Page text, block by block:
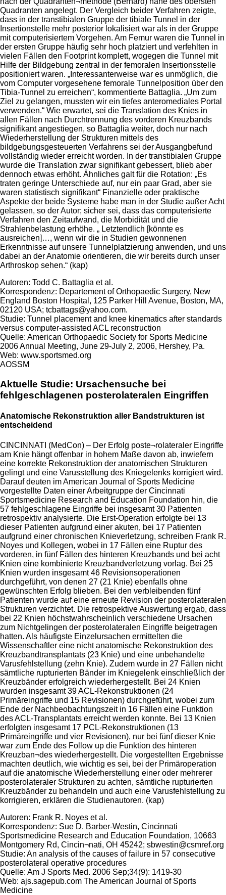
Quadranten angelegt. Der Vergleich beider Verfahren zeigte,
dass in der transtibialen Gruppe der tibiale Tunnel in der
InsertionsteIle mehr posterior lokalisiert war als in der Gruppe
mit computerisiertem Vorgehen. Am Femur waren die Tunnel in
der ersten Gruppe häufig sehr hoch platziert und verfehlten in
vielen Fällen den Footprint komplett, wogegen die Tunnel mit
Hilfe der Bildgebung zentral in der femoralen Insertionsstelle
positioniert waren. „Interessanterweise war es unmöglich, die
vom Computer vorgesehene femorale Tunnelposition über den
Tibia-Tunnel zu erreichen“, kommentierte Battaglia. „Um zum
Ziel zu gelangen, mussten wir ein tiefes anteromediales Portal
verwenden.“ Wie erwartet, sei die Translation des Knies in
allen Fällen nach Durchtrennung des vorderen Kreuzbands
signifikant angestiegen, so Battaglia weiter, doch nur nach
Wiederherstellung der Strukturen mittels des
bildgebungsgesteuerten Verfahrens sei der Ausgangbefund
vollständig wieder erreicht worden. In der transtibialen Gruppe
wurde die Translation zwar signifikant gebessert, blieb aber
dennoch etwas erhöht. Ähnliches galt für die Rotation: „Es
traten geringe Unterschiede auf, nur ein paar Grad, aber sie
waren statistisch signifikant“ Finanzielle oder praktische
Aspekte der beide Systeme habe man in der Studie außer Acht
gelassen, so der Autor; sicher sei, dass das computerisierte
Verfahren den Zeitaufwand, die Morbidität und die
Strahlenbelastung erhöhe. „ Letztendlich [könnte es
ausreichen]…, wenn wir die in Studien gewonnenen
Erkenntnisse auf unsere Tunnelplatzierung anwenden, und uns
dabei an der Anatomie orientieren, die wir bereits durch unser
Arthroskop sehen.“ (kap)
Autoren: Todd C. Battaglia et al.
Korrespondenz: Departement of Orthopaedic Surgery, New
England Boston Hospital, 125 Parker Hill Avenue, Boston, MA,
02120 USA; tcbattags@yahoo.com.
Studie: Tunnel placement and knee kinematics after standards
versus computer-assisted ACL reconstruction
Quelle: American Orthopaedic Society for Sports Medicine
2006 Annual Meeting, June 29-July 2, 2006, Hershey, Pa.
Web: www.sportsmed.org
AOSSM
Aktuelle Studie: Ursachensuche bei
fehlgeschlagenen posterolateralen Eingriffen
Anatomische Rekonstruktion aller Bandstrukturen ist
entscheidend
CINCINNATI (MedCon) – Der Erfolg poste¬rolateraler Eingriffe
am Knie hängt offenbar in hohem Maße davon ab, inwiefern
eine korrekte Rekonstruktion der anatomischen Strukturen
gelingt und eine Varusstellung des Kniegelenks korrigiert wird.
Darauf deuten im American Journal of Sports Medicine
vorgestellte Daten einer Arbeitgruppe der Cincinnati
Sportsmedicine Research and Education Foundation hin, die
57 fehlgeschlagene Eingriffe bei insgesamt 30 Patienten
retrospektiv analysierte. Die Erst-Operation erfolgte bei 13
dieser Patienten aufgrund einer akuten, bei 17 Patienten
aufgrund einer chronischen Knieverletzung, schreiben Frank R.
Noyes und Kollegen, wobei in 17 Fällen eine Ruptur des
vorderen, in fünf Fällen des hinteren Kreuzbands und bei acht
Knien eine kombinierte Kreuzbandverletzung vorlag. Bei 25
Knien wurden insgesamt 46 Revisionsoperationen
durchgeführt, von denen 27 (21 Knie) ebenfalls ohne
gewünschten Erfolg blieben. Bei den verbleibenden fünf
Patienten wurde auf eine erneute Revision der posterolateralen
Strukturen verzichtet. Die retrospektive Auswertung ergab, dass
bei 22 Knien höchstwahrscheinlich verschiedene Ursachen
zum Nichtgelingen der posterolateralen Eingriffe beigetragen
hatten. Als häufigste Einzelursachen ermittelten die
Wissenschaftler eine nicht anatomische Rekonstruktion des
Kreuzbandtransplantats (23 Knie) und eine unbehandelte
Varusfehlstellung (zehn Knie). Zudem wurde in 27 Fällen nicht
sämtliche rupturierten Bänder im Kniegelenk einschließlich der
Kreuzbänder erfolgreich wiederhergestellt. Bei 24 Knien
wurden insgesamt 39 ACL-Rekonstruktionen (24
Primäreingriffe und 15 Revisionen) durchgeführt, wobei zum
Ende der Nachbeobachtungszeit in 16 Fällen eine Funktion
des ACL-Transplantats erreicht werden konnte. Bei 13 Knien
erfolgten insgesamt 17 PCL-Rekonstruktionen (13
Primäreingriffe und vier Revisionen), nur bei fünf dieser Knie
war zum Ende des Follow up die Funktion des hinteren
Kreuzban¬des wiederhergestellt. Die vorgestellten Ergebnisse
machten deutlich, wie wichtig es sei, bei der Primäroperation
auf die anatomische Wiederherstellung einer oder mehrerer
posterolateraler Strukturen zu achten, sämtliche rupturierten
Kreuzbänder zu behandeln und auch eine Varusfehlstellung zu
korrigieren, erklären die Studienautoren. (kap)
Autoren: Frank R. Noyes et al.
Korrespondenz: Sue D. Barber-Westin, Cincinnati
Sportsmedicine Research and Education Foundation, 10663
Montgomery Rd, Cincin¬nati, OH 45242; sbwestin@csmref.org
Studie: An analysis of the causes of failure in 57 consecutive
posterolateral operative procedures
Quelle: Am J Sports Med. 2006 Sep;34(9): 1419-30
Web: ajs.sagepub.com The American Journal of Sports
Medicine